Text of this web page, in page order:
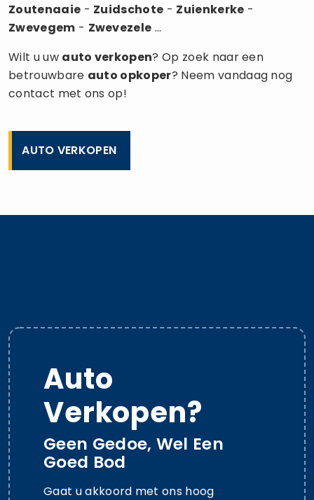
Zoutenaaie - Zuidschote - Zuienkerke -
Zwevegem - Zwevezele ...
Wilt u uw auto verkopen? Op zoek naar een
betrouwbare auto opkoper? Neem vandaag nog
contact met ons op!
AUTO VERKOPEN
Auto
Verkopen?
Geen Gedoe, Wel Een
Goed Bod
Gaat u akkoord met ons hoog